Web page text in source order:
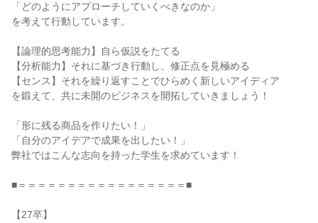
「どのようにアプローチしていくべきなのか」
を考えて行動しています。
【論理的思考能力】自ら仮説をたてる
【分析能力】それに基づき行動し、修正点を見極める
【センス】それを繰り返すことでひらめく新しいアイディア
を鍛えて、共に未開のビジネスを開拓していきましょう！
「形に残る商品を作りたい！」
「自分のアイデアで成果を出したい！」
弊社ではこんな志向を持った学生を求めています！
■＝＝＝＝＝＝＝＝＝＝＝＝＝＝＝＝＝■
【27卒】